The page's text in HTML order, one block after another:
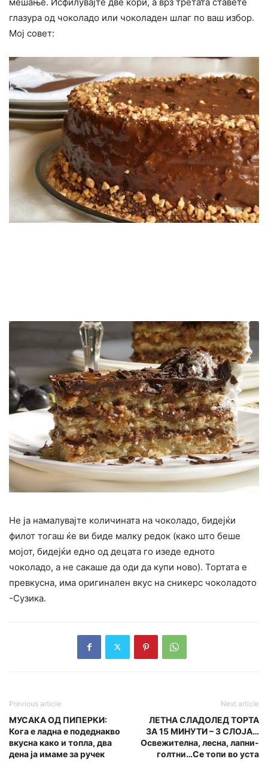
мешање. Исфилувајте две кори, а врз третата ставете
глазура од чоколадо или чоколаден шлаг по ваш избор.
Мој совет:
Не ја намалувајте количината на чоколадо, бидејќи
филот тогаш ќе ви биде малку редок (како што беше
мојот, бидејќи едно од децата го изеде едното
чоколадо, а не сакаше да оди да купи ново). Тортата е
превкусна, има оригинален вкус на сникерс чоколадото
-Сузика.
Previous article
МУСАКА ОД ПИПЕРКИ:
Кога е ладна е подеднакво
вкусна како и топла, два
дена ја имаме за ручек
Next article
ЛЕТНА СЛАДОЛЕД ТОРТА
ЗА 15 МИНУТИ – 3 СЛОЈА…
Освежителна, лесна, лапни-
голтни…Се топи во уста